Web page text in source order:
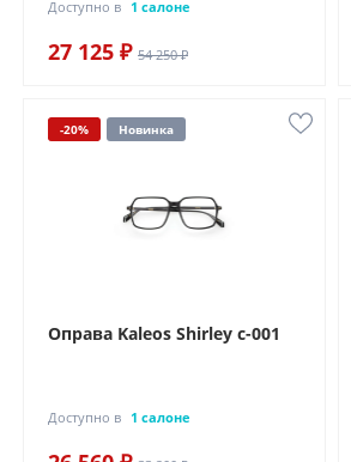
Доступно в 1 салоне
27 125 ₽ 54 250 ₽
-20% Новинка
Оправа Kaleos Shirley c-001
Доступно в 1 салоне